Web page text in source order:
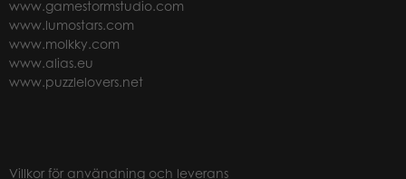
www.gamestormstudio.com
www.lumostars.com
www.molkky.com
www.alias.eu
www.puzzlelovers.net
Villkor för användning och leverans